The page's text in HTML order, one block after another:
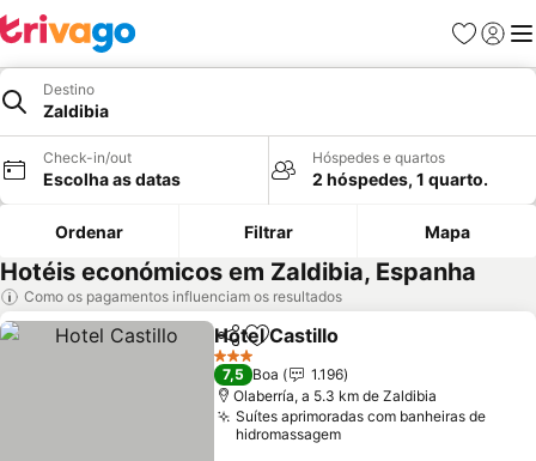
Favoritos
Iniciar
Destino
Zaldibia
Check-in/out
Escolha as datas
Hóspedes e quartos
2 hóspedes, 1 quarto.
Ordenar Filtrar Mapa
Hotéis económicos em Zaldibia, Espanha
Como os pagamentos influenciam os resultados
PartilharAdicionar aos favoritos
Hotel Castillo
3 Estrelas
7,5 Boa
1.196
Olaberría, a 5.3 km de Zaldibia
Suítes aprimoradas com banheiras de
hidromassagem